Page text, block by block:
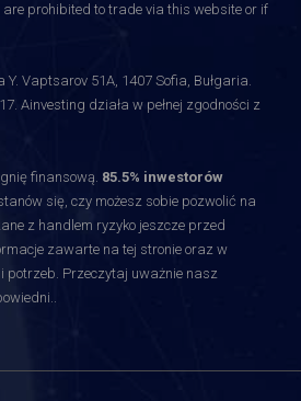
prohibited to trade via this website or if
Vaptsarov 51A, 1407 Sofia, Bułgaria.
Ainvesting działa w pełnej zgodności z
finansową. 85.5% inwestorów
się, czy możesz sobie pozwolić na
z handlem ryzyko jeszcze przed
zawarte na tej stronie oraz w
potrzeb. Przeczytaj uważnie nasz
.